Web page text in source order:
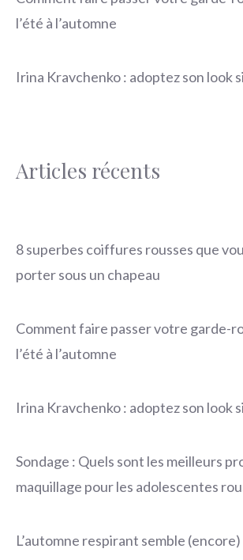
l’été à l’automne
Irina Kravchenko : adoptez son look
Articles récents
8 superbes coiffures rousses que
porter sous un chapeau
Comment faire passer votre garde-
l’été à l’automne
Irina Kravchenko : adoptez son look
Sondage : Quels sont les meilleurs
maquillage pour les adolescentes
L’automne respirant semble